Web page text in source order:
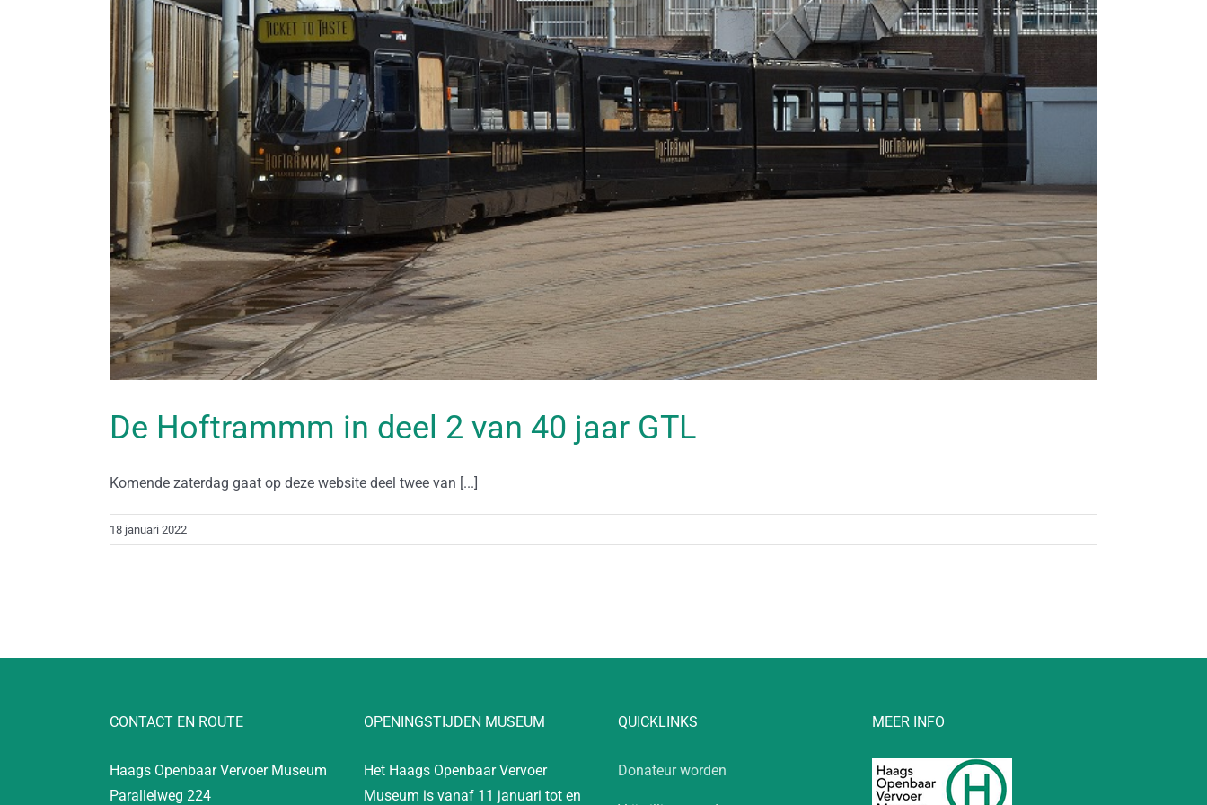
De Hoftrammm in deel 2 van 40 jaar GTL
Komende zaterdag gaat op deze website deel twee van [...]
18 januari 2022
CONTACT EN ROUTE
Haags Openbaar Vervoer Museum
Parallelweg 224
OPENINGSTIJDEN MUSEUM
Het Haags Openbaar Vervoer
Museum is vanaf 11 januari tot en
QUICKLINKS
Donateur worden
MEER INFO